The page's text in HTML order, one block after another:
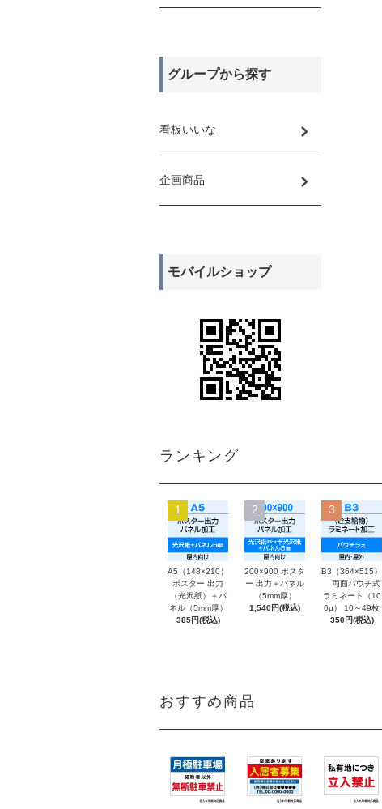
グループから探す
看板いいな
企画商品
モバイルショップ
ランキング
1
A5（148×210）
ポスター 出力
（光沢紙）＋パ
ネル（5mm厚）
385円(税込)
2
200×900 ポスタ
ー 出力＋パネル
（5mm厚）
1,540円(税込)
3
B3（364×515）
両面パウチ式
ラミネート（10
0μ） 10～49枚
350円(税込)
おすすめ商品